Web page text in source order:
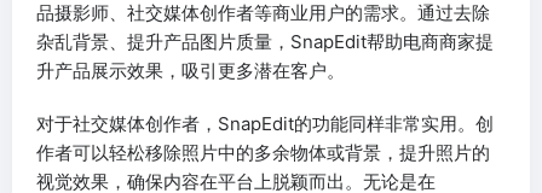
品摄影师、社交媒体创作者等商业用户的需求。通过去除
杂乱背景、提升产品图片质量，SnapEdit帮助电商商家提
升产品展示效果，吸引更多潜在客户。
对于社交媒体创作者，SnapEdit的功能同样非常实用。创
作者可以轻松移除照片中的多余物体或背景，提升照片的
视觉效果，确保内容在平台上脱颖而出。无论是在